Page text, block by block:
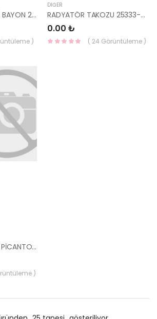
ÇAMURLUK ÖN SAĞ BAYON 2020- 66321-Q0450-HMC
)
DIĞER
RADYATÖR TAKOZU 25333-Q0050-HMC
0.00 ₺
( 24 Görüntüleme )
PANEL ÜST BAKALİTİ PİCANTO 2020- 86360-G6000-YS
)